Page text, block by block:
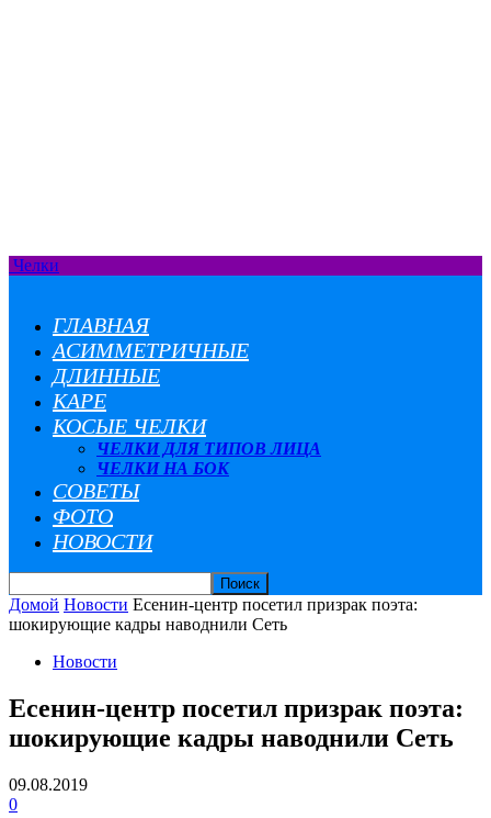
Челки
ГЛАВНАЯ
АСИММЕТРИЧНЫЕ
ДЛИННЫЕ
КАРЕ
КОСЫЕ ЧЕЛКИ
ЧЕЛКИ ДЛЯ ТИПОВ ЛИЦА
ЧЕЛКИ НА БОК
СОВЕТЫ
ФОТО
НОВОСТИ
Домой Новости Есенин-центр посетил призрак поэта:
шокирующие кадры наводнили Сеть
Новости
Есенин-центр посетил призрак поэта:
шокирующие кадры наводнили Сеть
09.08.2019
0